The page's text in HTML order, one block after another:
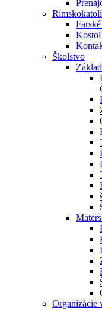
Kostol
Školstvo
Organizácie